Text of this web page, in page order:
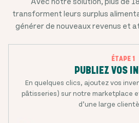
transforment leurs surplus
générer de nouveaux revenus et
ÉTAPE 1
PUBLIEZ VOS
En quelques clics, ajoutez vos
pâtisseries) sur notre marketplace
d’une large